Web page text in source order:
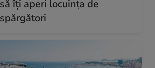
să îți aperi locuința de
spărgători